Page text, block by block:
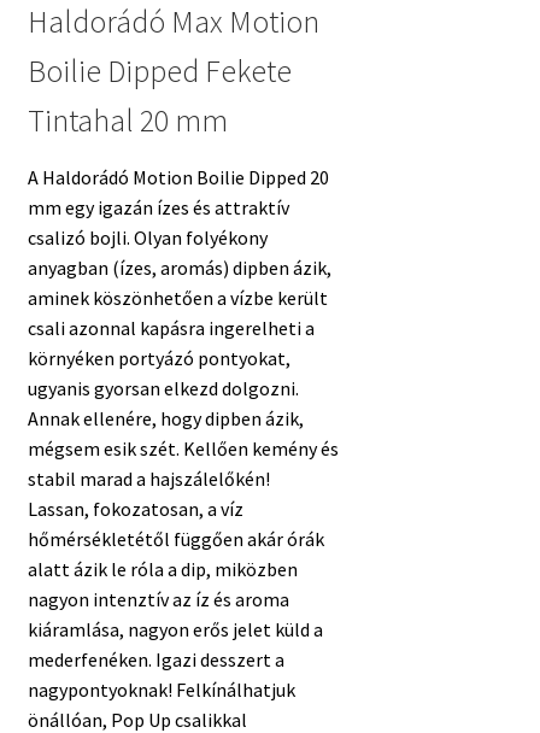
Haldorádó Max Motion
Boilie Dipped Fekete
Tintahal 20 mm
A Haldorádó Motion Boilie Dipped 20
mm egy igazán ízes és attraktív
csalizó bojli. Olyan folyékony
anyagban (ízes, aromás) dipben ázik,
aminek köszönhetően a vízbe került
csali azonnal kapásra ingerelheti a
környéken portyázó pontyokat,
ugyanis gyorsan elkezd dolgozni.
Annak ellenére, hogy dipben ázik,
mégsem esik szét. Kellően kemény és
stabil marad a hajszálelőkén!
Lassan, fokozatosan, a víz
hőmérsékletétől függően akár órák
alatt ázik le róla a dip, miközben
nagyon intenztív az íz és aroma
kiáramlása, nagyon erős jelet küld a
mederfenéken. Igazi desszert a
nagypontyoknak! Felkínálhatjuk
önállóan, Pop Up csalikkal